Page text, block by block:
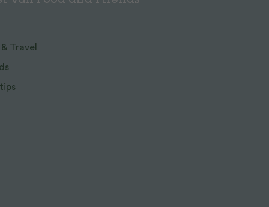
Travel